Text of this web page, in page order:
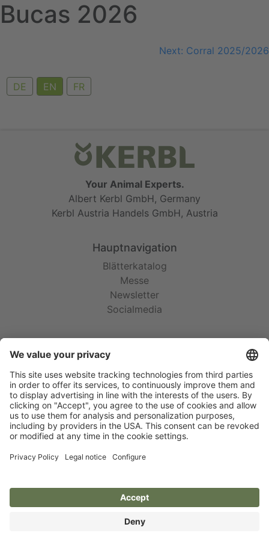
Skip
to
Bucas 2026
navigation
Next: Corral 2025/2026
DE EN FR
Your Animal Experts.
Albert Kerbl GmbH, Germany
Kerbl Austria Handels GmbH, Austria
Hauptnavigation
Blätterkatalog
Messe
Newsletter
Socialmedia
Garantie
Impressum
Datenschutz
Cookie-Einstellungen
Social Media